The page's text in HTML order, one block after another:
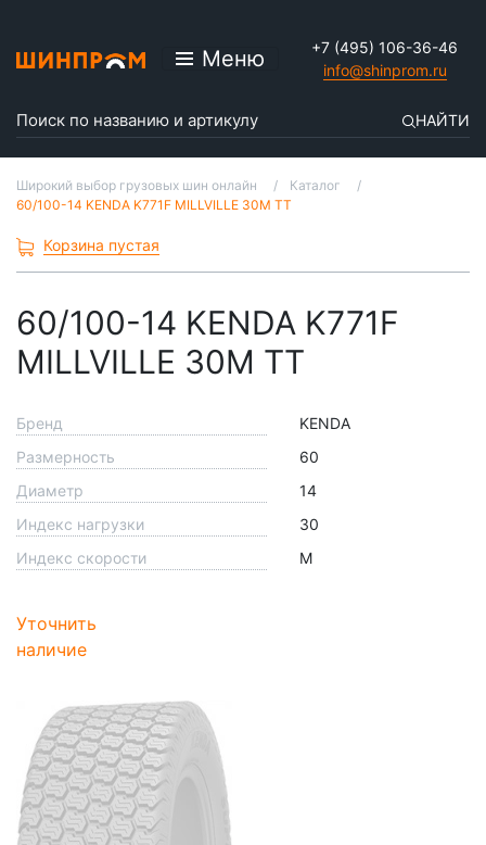
Меню
+7 (495) 106-36-46
info@shinprom.ru
НАЙТИ
Широкий выбор грузовых шин онлайн
Каталог
60/100-14 KENDA K771F MILLVILLE 30M TT
Корзина пустая
60/100-14 KENDA K771F
MILLVILLE 30M TT
Бренд
KENDA
Размерность
60
Диаметр
14
Индекс нагрузки
30
Индекс скорости
M
Уточнить
наличие